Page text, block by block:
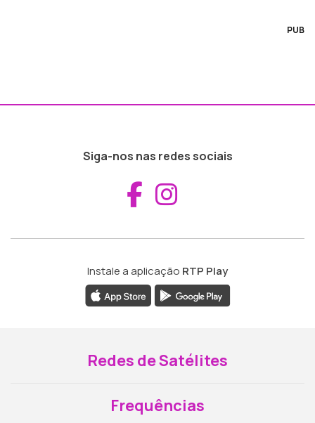
PUB
Siga-nos nas redes sociais
Aceder ao
Instale a aplicação RTP Play
Redes de Satélites
Frequências